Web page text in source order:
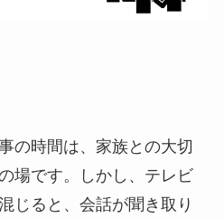
の時間は、家族との大切
場です。しかし、テレビ
じると、会話が聞き取り